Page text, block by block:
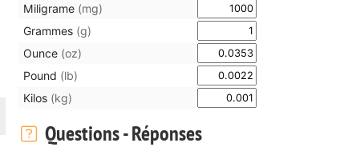
Miligrame (mg)
Grammes (g)
Ounce (oz)
Pound (lb)
Kilos (kg)
Questions - Réponses